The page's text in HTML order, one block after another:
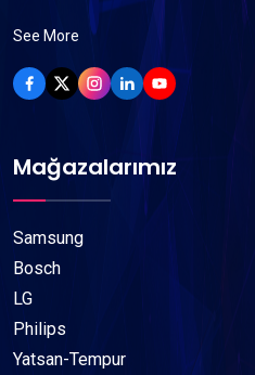
See More
Mağazalarımız
Samsung
Bosch
LG
Philips
Yatsan-Tempur